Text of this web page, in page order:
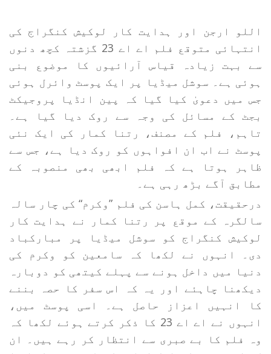
اللو ارجن اور ہدایت کار لوکیش کنگراج کی
انتہائی متوقع فلم اے اے 23 گزشتہ کچھ دنوں
سے بہت زیادہ قیاس آرائیوں کا موضوع بنی
ہوئی ہے۔ سوشل میڈیا پر ایک پوسٹ وائرل ہوئی
جس میں دعویٰ کیا گیا کہ پین انڈیا پروجیکٹ
بجٹ کے مسائل کی وجہ سے روک دیا گیا ہے۔
تاہم، فلم کے مصنف، رتنا کمار کی ایک نئی
پوسٹ نے اب ان افواہوں کو روک دیا ہے، جس سے
ظاہر ہوتا ہے کہ فلم ابھی بھی منصوبہ کے
مطابق آگے بڑھ رہی ہے۔
درحقیقت، کمل ہاسن کی فلم ”وکرم“ کی چار سالہ
سالگرہ کے موقع پر رتنا کمار نے ہدایت کار
لوکیش کنگراج کو سوشل میڈیا پر مبارکباد
دی۔ انہوں نے لکھا کہ سامعین کو وکرم کی
دنیا میں داخل ہونے سے پہلے کیتھی کو دوبارہ
دیکھنا چاہئے اور یہ کہ اس سفر کا حصہ بننے
کا انہیں اعزاز حاصل ہے۔ اسی پوسٹ میں،
انہوں نے اے اے 23 کا ذکر کرتے ہوئے لکھا کہ
وہ فلم کا بے صبری سے انتظار کر رہے ہیں۔ ان